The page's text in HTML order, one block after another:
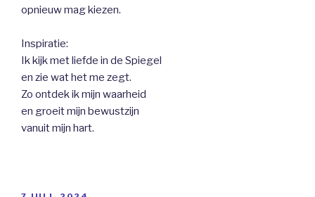
opnieuw mag kiezen.
Inspiratie:
Ik kijk met liefde in de Spiegel
en zie wat het me zegt.
Zo ontdek ik mijn waarheid
en groeit mijn bewustzijn
vanuit mijn hart.